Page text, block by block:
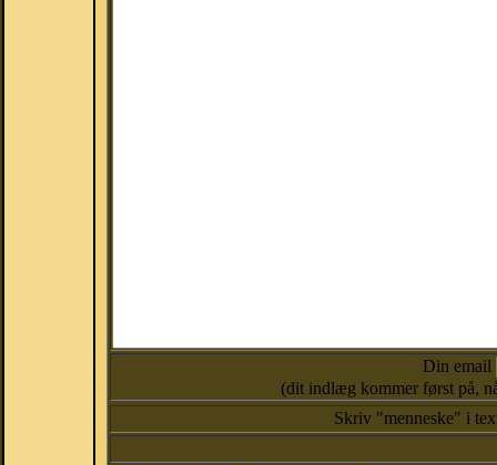
Din email
(dit indlæg kommer først på,
Skriv "menneske" i